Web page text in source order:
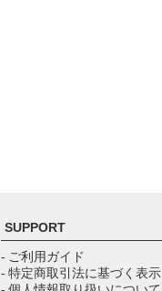
SUPPORT
- ご利用ガイド
- 特定商取引法に基づく表示